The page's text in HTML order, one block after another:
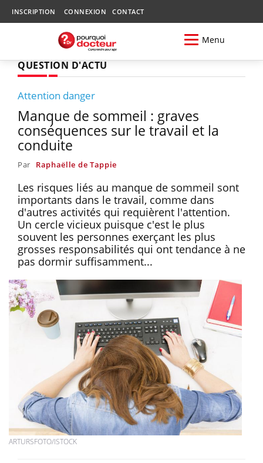
INSCRIPTION CONNEXION CONTACT
Menu
QUESTION D'ACTU
Attention danger
Manque de sommeil : graves
conséquences sur le travail et la
conduite
Par Raphaëlle de Tappie
Les risques liés au manque de sommeil sont
importants dans le travail, comme dans
d'autres activités qui requièrent l'attention.
Un cercle vicieux puisque c'est le plus
souvent les personnes exerçant les plus
grosses responsabilités qui ont tendance à ne
pas dormir suffisamment...
ARTURSFOTO/ISTOCK